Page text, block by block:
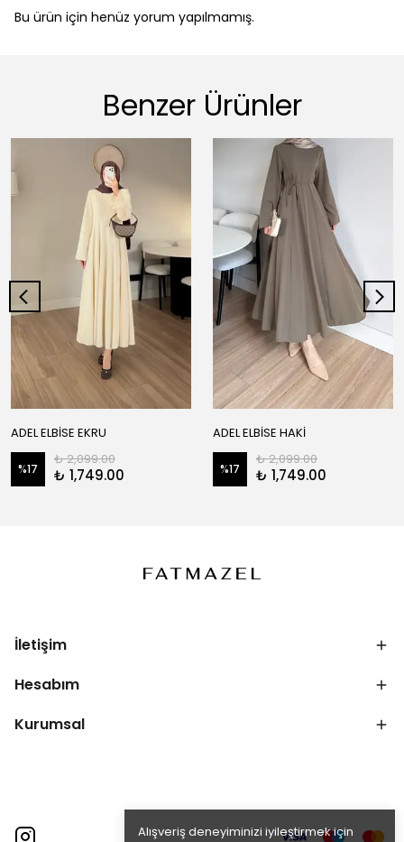
Alışveriş deneyiminizi iyileştirmek için
Bu ürün için henüz yorum yapılmamış.
Benzer Ürünler
ADEL ELBİSE EKRU
%17
₺ 2,099.00
₺ 1,749.00
ADEL ELBİSE HAKİ
%17
₺ 2,099.00
₺ 1,749.00
İletişim
Hesabım
Kurumsal